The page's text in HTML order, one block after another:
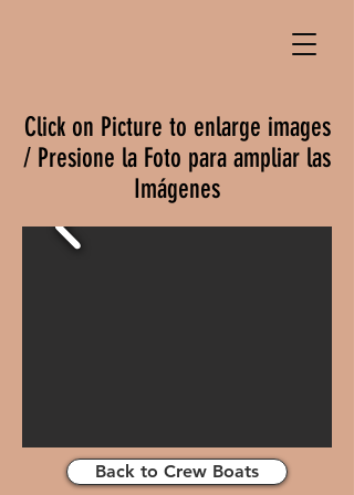
Click on Picture to enlarge images
/ Presione la Foto para ampliar las
Imágenes
Back to Crew Boats